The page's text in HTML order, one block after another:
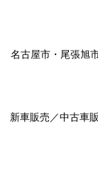
名古屋市 ・ 尾張旭
新車販売／中古車